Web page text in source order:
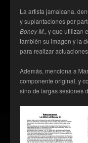
La artista jamaicana,
y suplantaciones por
Boney M., y que utilizan
también su imagen y la
para realizar
Además, menciona a
componente original, y
sino de largas sesiones